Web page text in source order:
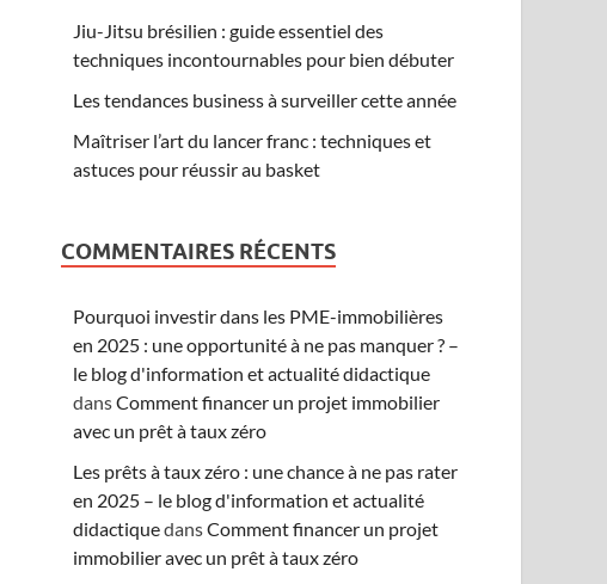
Jiu-Jitsu brésilien : guide essentiel des
techniques incontournables pour bien débuter
Les tendances business à surveiller cette année
Maîtriser l’art du lancer franc : techniques et
astuces pour réussir au basket
COMMENTAIRES RÉCENTS
Pourquoi investir dans les PME-immobilières
en 2025 : une opportunité à ne pas manquer ? –
le blog d'information et actualité didactique
dansComment financer un projet immobilier
avec un prêt à taux zéro
Les prêts à taux zéro : une chance à ne pas rater
en 2025 – le blog d'information et actualité
didactiquedansComment financer un projet
immobilier avec un prêt à taux zéro